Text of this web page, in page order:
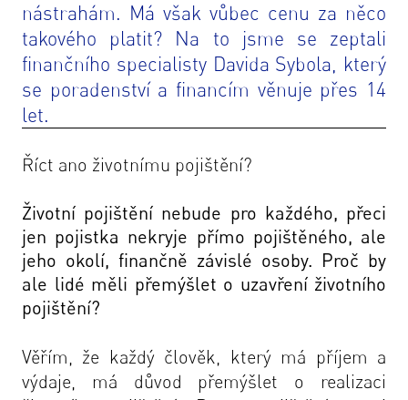
nástrahám. Má však vůbec cenu za něco
takového platit? Na to jsme se zeptali
finančního specialisty Davida Sybola, který
se poradenství a financím věnuje přes 14
let.
Říct ano životnímu pojištění?
Životní pojištění nebude pro každého, přeci
jen pojistka nekryje přímo pojištěného, ale
jeho okolí, finančně závislé osoby. Proč by
ale lidé měli přemýšlet o uzavření životního
pojištění?
Věřím, že každý člověk, který má příjem a
výdaje, má důvod přemýšlet o realizaci